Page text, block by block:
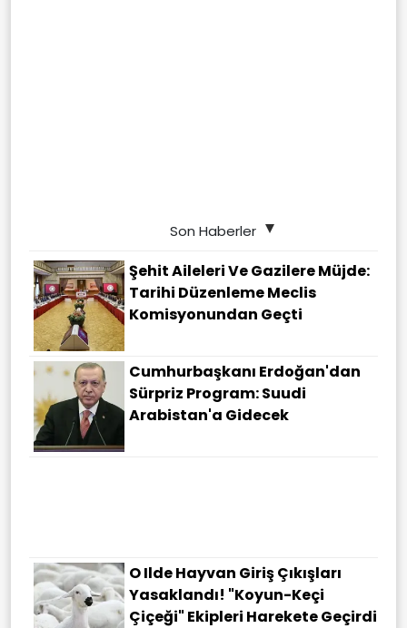
Son Haberler
Şehit Aileleri Ve Gazilere Müjde:
Tarihi Düzenleme Meclis
Komisyonundan Geçti
Cumhurbaşkanı Erdoğan'dan
Sürpriz Program: Suudi
Arabistan'a Gidecek
O Ilde Hayvan Giriş Çıkışları
Yasaklandı! "Koyun-Keçi
Çiçeği" Ekipleri Harekete Geçirdi